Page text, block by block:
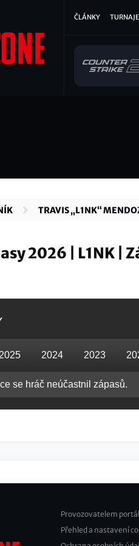
Hlavní
ČLÁNKY TURNAJE
TRAVIS „L1NK“
2026 | L1NK |
2025 2024 2023
se hráč neúčastnil zápasů.
Footer
Provozovatelem
Přehled a nastavení